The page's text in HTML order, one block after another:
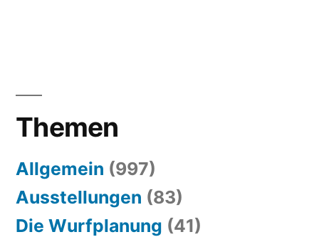
Themen
Allgemein (997)
Ausstellungen (83)
Die Wurfplanung (41)